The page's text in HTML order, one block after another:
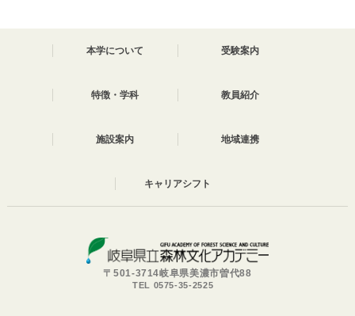
本学について 受験案内
特徴・学科 教員紹介
施設案内 地域連携
キャリアシフト
〒501-3714岐阜県美濃市曽代88
TEL 0575-35-2525